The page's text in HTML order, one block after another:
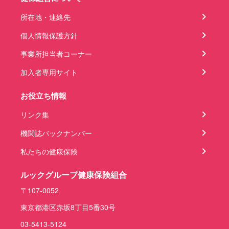
所在地・連絡先
個人情報保護方針
事業所担当者コーナー
加入者専用サイト
お役立ち情報
リンク集
機関誌バックナンバー
私たちの健康保険
ルックグループ健康保険組合
〒107-0052
東京都港区赤坂8丁目5番30号
03-5413-5124